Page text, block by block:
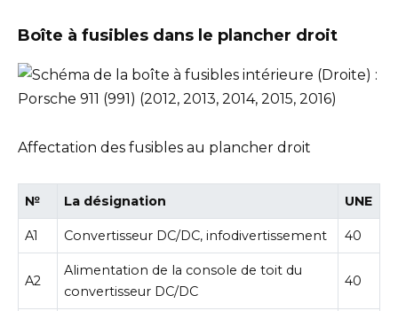
Boîte à fusibles dans le plancher droit
Affectation des fusibles au plancher droit
№ La désignation UNE
A1 Convertisseur DC/DC, infodivertissement 40
A2
Alimentation de la console de toit du
convertisseur DC/DC
40